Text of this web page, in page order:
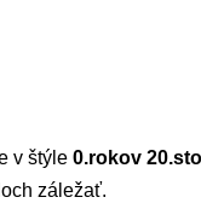
v štýle 0.rokov
záležať.